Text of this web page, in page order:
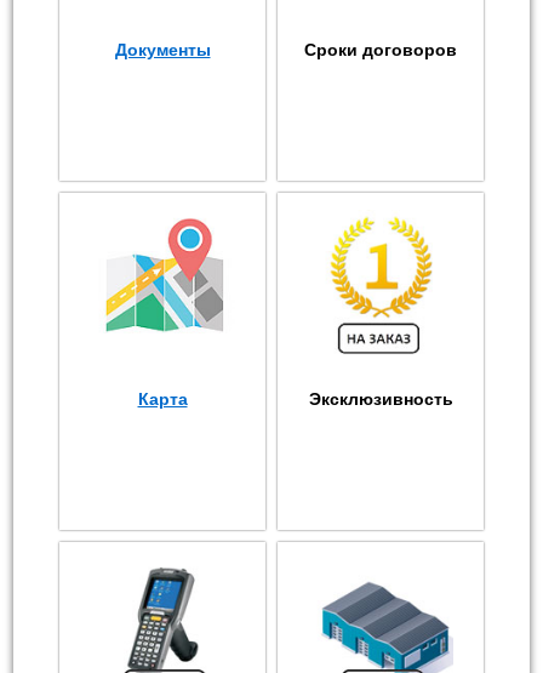
Документы Сроки договоров
Карта Эксклюзивность